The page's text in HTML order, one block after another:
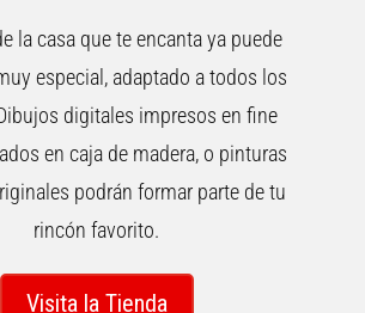
la casa que te encanta ya puede
especial, adaptado a todos los
digitales impresos en fine
en caja de madera, o pinturas
podrán formar parte de tu
rincón favorito.
Visita la Tienda